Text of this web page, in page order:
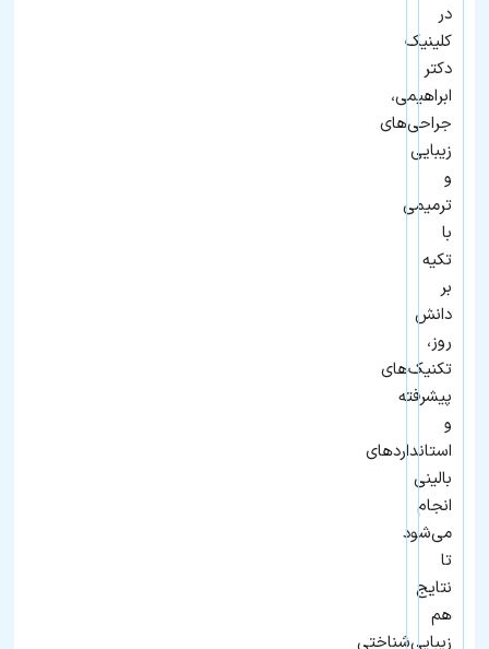
در
کلینیک
دکتر
ابراهیمی،
جراحی‌های
زیبایی
و
ترمیمی
با
تکیه
بر
دانش
روز،
تکنیک‌های
پیشرفته
و
استانداردهای
بالینی
انجام
می‌شود
تا
نتایج
هم
زیبایی‌شناختی